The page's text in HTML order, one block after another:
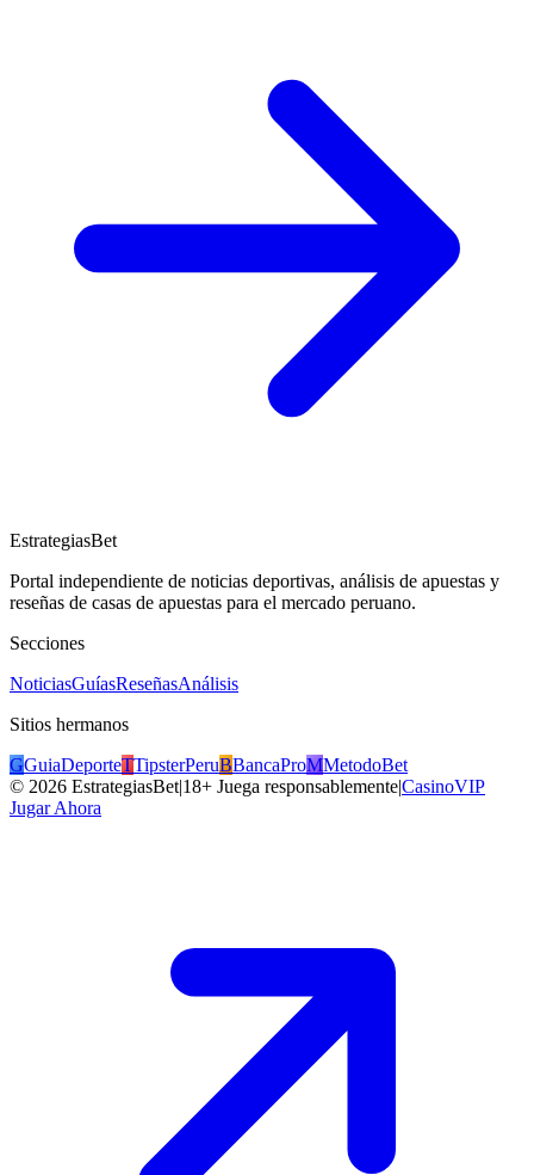
EstrategiasBet
Portal independiente de noticias deportivas, análisis de apuestas y
reseñas de casas de apuestas para el mercado peruano.
Secciones
NoticiasGuíasReseñasAnálisis
Sitios hermanos
GGuiaDeporteTTipsterPeruBBancaProMMetodoBet
© 2026 EstrategiasBet|18+ Juega responsablemente|CasinoVIP
Jugar Ahora